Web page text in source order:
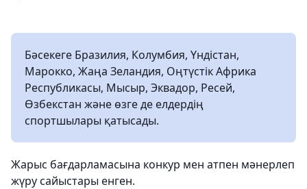
Бәсекеге Бразилия, Колумбия, Үндістан,
Марокко, Жаңа Зеландия, Оңтүстік Африка
Республикасы, Мысыр, Эквадор, Ресей,
Өзбекстан және өзге де елдердің
спортшылары қатысады.
Жарыс бағдарламасына конкур мен атпен мәнерлеп
жүру сайыстары енген.